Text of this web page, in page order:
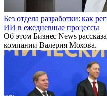
Без отдела разработки: как
ИИ в ежедневные процессы
Об этом Бизнес News
компании Валерия Мохова.